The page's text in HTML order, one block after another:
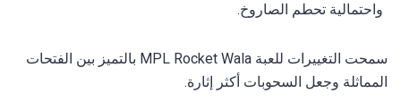
واحتمالية تحطم الصاروخ.
سمحت التغييرات للعبة MPL Rocket Wala بالتميز بين الفتحات
المماثلة وجعل السحوبات أكثر إثارة.